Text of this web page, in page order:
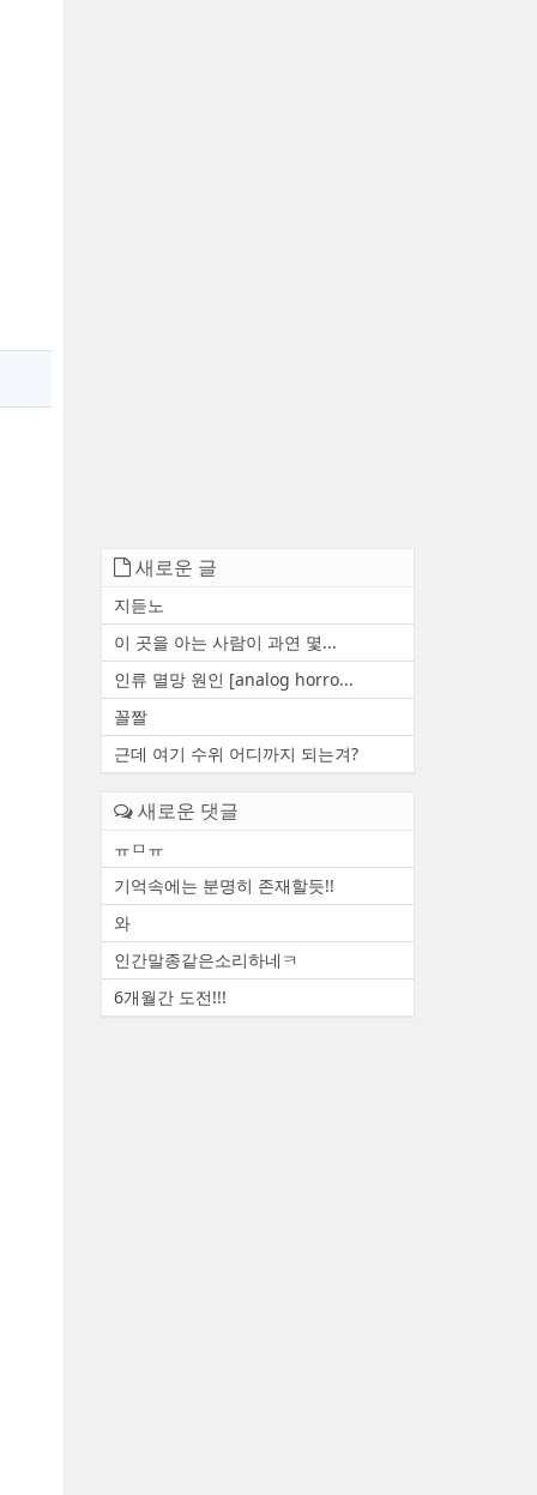
새로운 글
지듣노
이 곳을 아는 사람이 과연 몇...
인류 멸망 원인 [analog horro...
꼴짤
근데 여기 수위 어디까지 되는겨?
새로운 댓글
ㅠㅁㅠ
기억속에는 분명히 존재할듯!!
와
인간말종같은소리하네ㅋ
6개월간 도전!!!